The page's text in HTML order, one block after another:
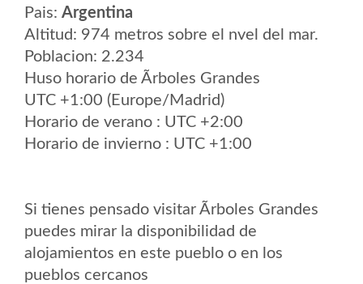
Pais: Argentina
Altitud: 974 metros sobre el nvel del mar.
Poblacion: 2.234
Huso horario de Ãrboles Grandes
UTC +1:00 (Europe/Madrid)
Horario de verano : UTC +2:00
Horario de invierno : UTC +1:00
Si tienes pensado visitar Ãrboles Grandes
puedes mirar la disponibilidad de
alojamientos en este pueblo o en los
pueblos cercanos